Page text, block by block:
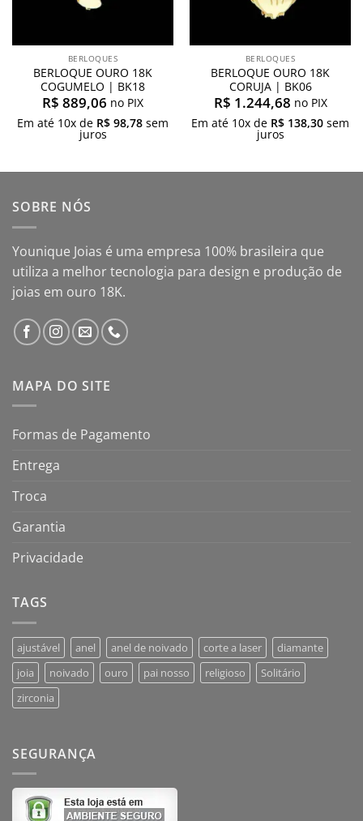
BERLOQUES
BERLOQUE OURO 18K
COGUMELO | BK18
R$ 889,06 no PIX
Em até 10x de R$ 98,78 sem
juros
BERLOQUES
BERLOQUE OURO 18K
CORUJA | BK06
R$ 1.244,68 no PIX
Em até 10x de R$ 138,30 sem
juros
SOBRE NÓS
Younique Joias é uma empresa 100% brasileira que
utiliza a melhor tecnologia para design e produção de
joias em ouro 18K.
MAPA DO SITE
Formas de Pagamento
Entrega
Troca
Garantia
Privacidade
TAGS
ajustável anel anel de noivado corte a laser
diamante
joia
noivado ouro pai nosso religioso
Solitário
zirconia
SEGURANÇA